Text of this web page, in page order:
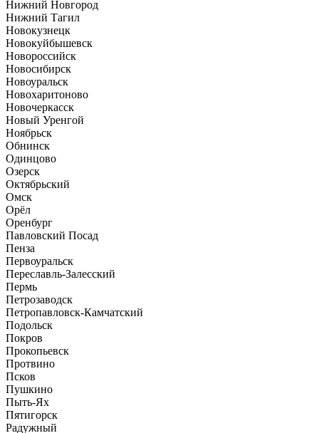
Нижний Новгород
Нижний Тагил
Новокузнецк
Новокуйбышевск
Новороссийск
Новосибирск
Новоуральск
Новохаритоново
Новочеркасск
Новый Уренгой
Ноябрьск
Обнинск
Одинцово
Озерск
Октябрьский
Омск
Орёл
Оренбург
Павловский Посад
Пенза
Первоуральск
Переславль-Залесский
Пермь
Петрозаводск
Петропавловск-Камчатский
Подольск
Покров
Прокопьевск
Протвино
Псков
Пушкино
Пыть-Ях
Пятигорск
Радужный